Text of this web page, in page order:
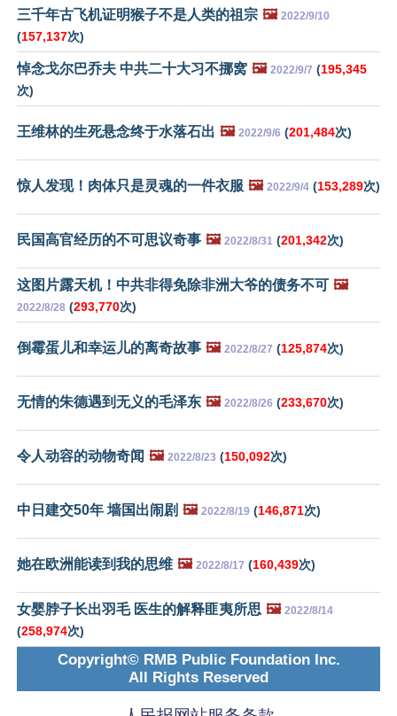
三千年古飞机证明猴子不是人类的祖宗 🖼️ 2022/9/10
(157,137次)
悼念戈尔巴乔夫 中共二十大习不挪窝 🖼️ 2022/9/7 (195,345
次)
王维林的生死悬念终于水落石出 🖼️ 2022/9/6 (201,484次)
惊人发现！肉体只是灵魂的一件衣服 🖼️ 2022/9/4 (153,289次)
民国高官经历的不可思议奇事 🖼️ 2022/8/31 (201,342次)
这图片露天机！中共非得免除非洲大爷的债务不可 🖼️
2022/8/28 (293,770次)
倒霉蛋儿和幸运儿的离奇故事 🖼️ 2022/8/27 (125,874次)
无情的朱德遇到无义的毛泽东 🖼️ 2022/8/26 (233,670次)
令人动容的动物奇闻 🖼️ 2022/8/23 (150,092次)
中日建交50年 墙国出闹剧 🖼️ 2022/8/19 (146,871次)
她在欧洲能读到我的思维 🖼️ 2022/8/17 (160,439次)
女婴脖子长出羽毛 医生的解释匪夷所思 🖼️ 2022/8/14
(258,974次)
Copyright© RMB Public Foundation Inc.
All Rights Reserved